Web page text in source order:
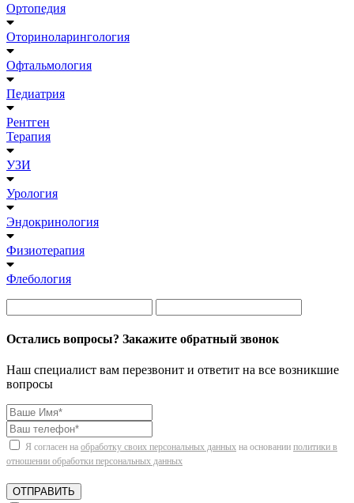
Ортопедия
Оториноларингология
Офтальмология
Педиатрия
Рентген
Терапия
УЗИ
Урология
Эндокринология
Физиотерапия
Флебология
Остались вопросы? Закажите обратный звонок
Наш специалист вам перезвонит и ответит на все возникшие
вопросы
Я согласен на обработку своих персональных данных на основании политики в
отношении обработки персональных данных
ОТПРАВИТЬ